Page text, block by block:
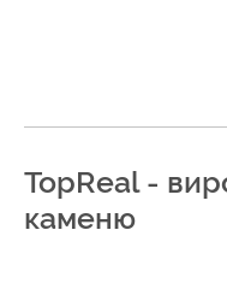
TopReal -
каменю